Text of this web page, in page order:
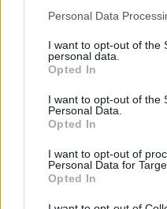
This information may also
further disclose it to other
Please note that this
services and may gather
not limited to your visit or
grant or deny consent to
consent section.
Personal Data
I want to opt-out of the
personal data.
Opted In
I want to opt-out of the
Personal Data.
Opted In
I want to opt-out of
Personal Data for
Opted In